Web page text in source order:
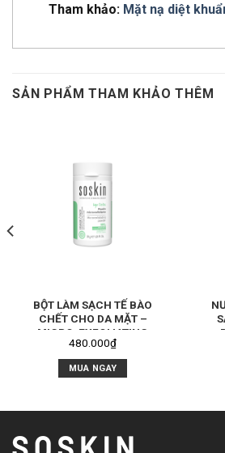
Tham khảo: Mặt nạ diệt
SẢN PHẨM THAM KHẢO THÊM
BỘT LÀM SẠCH TẾ BÀO
CHẾT CHO DA MẶT –
MICRO-EXFOLIATING
POWDER
480.000₫
MUA NGAY